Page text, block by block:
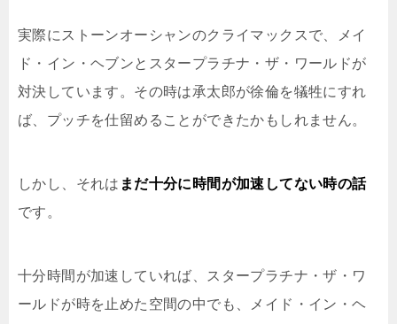
実際にストーンオーシャンのクライマックスで、メイ
ド・イン・ヘブンとスタープラチナ・ザ・ワールドが
対決しています。その時は承太郎が徐倫を犠牲にすれ
ば、プッチを仕留めることができたかもしれません。
しかし、それは まだ十分に時間が加速してない時の話
です。
十分時間が加速していれば、スタープラチナ・ザ・ワ
ールドが時を止めた空間の中でも、メイド・イン・ヘ